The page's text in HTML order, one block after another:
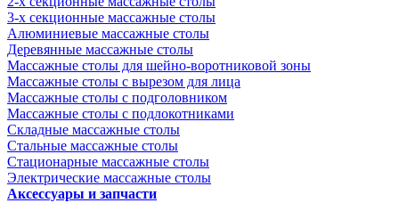
3-х секционные массажные столы
Алюминиевые массажные столы
Деревянные массажные столы
Массажные столы для шейно-воротниковой зоны
Массажные столы с вырезом для лица
Массажные столы с подголовником
Массажные столы с подлокотниками
Складные массажные столы
Стальные массажные столы
Стационарные массажные столы
Электрические массажные столы
Аксессуары и запчасти